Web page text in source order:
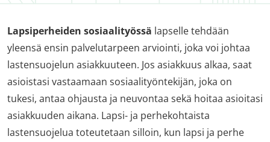
Lapsiperheiden sosiaalityössä lapselle tehdään
yleensä ensin palvelutarpeen arviointi, joka voi johtaa
lastensuojelun asiakkuuteen. Jos asiakkuus alkaa, saat
asioistasi vastaamaan sosiaalityöntekijän, joka on
tukesi, antaa ohjausta ja neuvontaa sekä hoitaa asioitasi
asiakkuuden aikana. Lapsi- ja perhekohtaista
lastensuojelua toteutetaan silloin, kun lapsi ja perhe